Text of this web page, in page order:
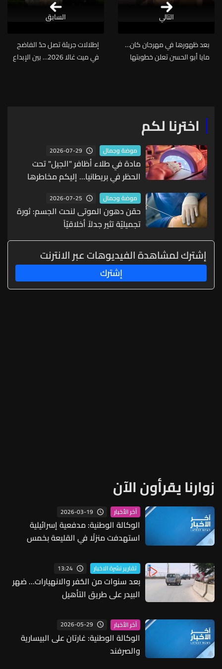
التالي
بعد ظهورها في مهرجان كان…
مايا أبو الحسن تعلن خطوبتها
إطلالات جريئة تصل حدّ الفاضح
في ميت غالا 2026… بين الإبداع
السابق
اخترنا لكم
موضة وجمال 2026-07-29
مادة في طلاء أظافر "الجيل" تحت
الحظر في بريطانيا... إليكم مخاطرها
الصحية
موضة وجمال 2026-07-25
حقن دهون الموتى لنحت الجسم: ثورة
تجميليّة تثير جدلاً أخلاقيّاً
إشترك لمشاهدة الفيديوهات عبر الانترنت
إشترك
زوارنا يقرأون الآن
آخر الأخبار 2026-03-19
الوكالة الوطنية: مدفعية إسرائيلية
استهدفت منزلًا في القليعة بخمس
تقارير نشرة الاخبار 13:24
بعد سنوات من الحُفر والانهيارات… ضهر
البيدر على طريق التأهيل
آخر الأخبار 2026-05-29
الوكالة الوطنية: غارتان على البيسارية
والصرفند